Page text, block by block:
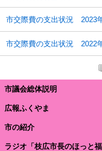
市交際費の支出状況 2023
市交際費の支出状況 2022
市議会総体説明
広報ふくやま
市の紹介
ラジオ「枝広市長のほっと福